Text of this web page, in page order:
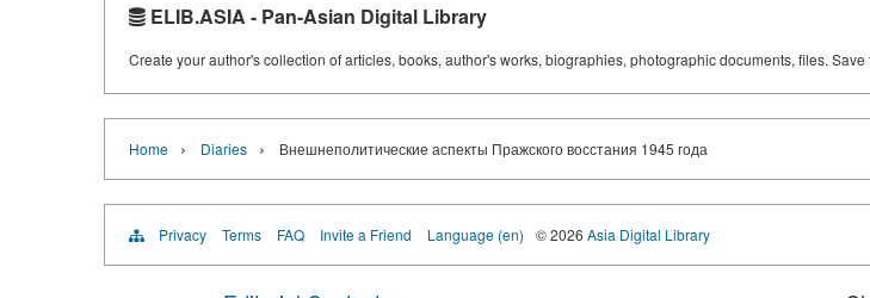
ELIB.ASIA - Pan-Asian Digital Library
Create your author's collection of articles, books, author's works, biographies, photographic documents, files.
Home › Diaries › Внешнеполитические аспекты Пражского восстания 1945 года
Privacy Terms FAQ Invite a Friend Language (en) © 2026 Asia Digital Library